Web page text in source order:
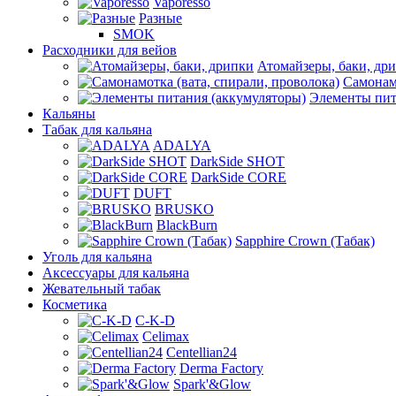
Разные
SMOK
Расходники для вейов
Атомайзеры, баки,
Элементы
Кальяны
Табак для кальяна
ADALYA
DarkSide SHOT
DarkSide CORE
DUFT
BRUSKO
BlackBurn
Sapphire Crown (Табак)
Уголь для кальяна
Аксессуары для кальяна
Жевательный табак
Косметика
C-K-D
Celimax
Centellian24
Derma Factory
Spark'&Glow